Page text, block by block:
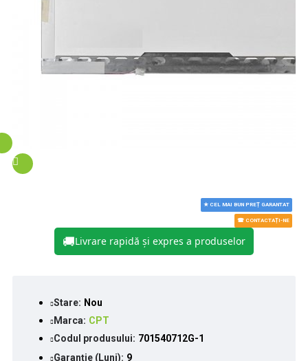
★ CEL MAI BUN PREȚ GARANTAT
☎ CONTACTAȚI-NE
🚚Livrare rapidă și expres a produselor
Stare: Nou
Marca: CPT
Codul produsului: 701540712G-1
Garanție (Luni): 9